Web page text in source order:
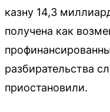
казну 14,3
получена как
разбирательства
приостановили.